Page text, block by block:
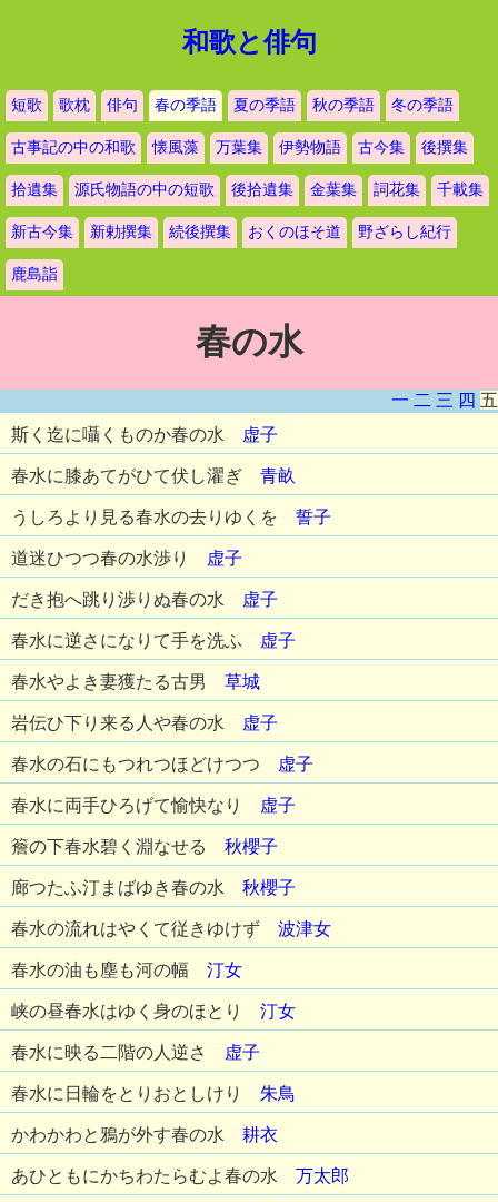
和歌と俳句
短歌 歌枕 俳句 春の季語 夏の季語 秋の季語 冬の季語
古事記の中の和歌 懐風藻 万葉集 伊勢物語 古今集 後撰集
拾遺集 源氏物語の中の短歌 後拾遺集 金葉集 詞花集 千載集
新古今集 新勅撰集 続後撰集 おくのほそ道 野ざらし紀行
鹿島詣
春の水
一 二 三 四 五
斯く迄に囁くものか春の水
虚子
春水に膝あてがひて伏し濯ぎ 青畝
うしろより見る春水の去りゆくを 誓子
道迷ひつつ春の水渉り 虚子
だき抱へ跳り渉りぬ春の水 虚子
春水に逆さになりて手を洗ふ 虚子
春水やよき妻獲たる古男 草城
岩伝ひ下り来る人や春の水 虚子
春水の石にもつれつほどけつつ 虚子
春水に両手ひろげて愉快なり 虚子
簷の下春水碧く淵なせる 秋櫻子
廊つたふ汀まばゆき春の水 秋櫻子
春水の流れはやくて従きゆけず 波津女
春水の油も塵も河の幅 汀女
峡の昼春水はゆく身のほとり 汀女
春水に映る二階の人逆さ 虚子
春水に日輪をとりおとしけり 朱鳥
かわかわと鴉が外す春の水 耕衣
あひともにかちわたらむよ春の水 万太郎